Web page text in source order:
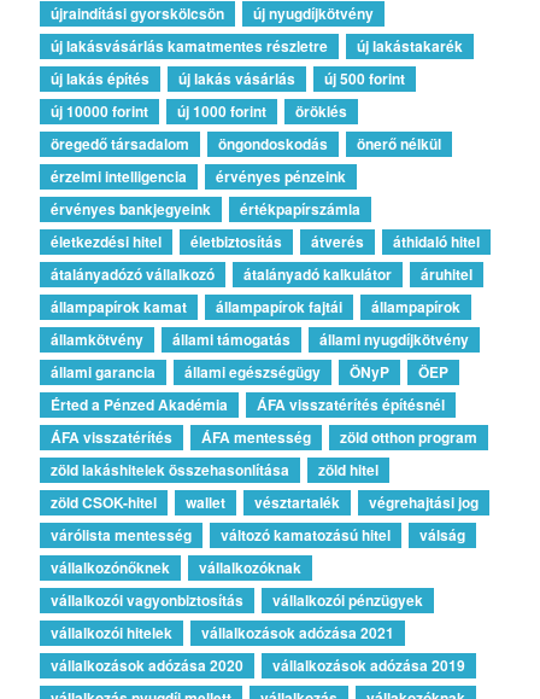
újraindítási gyorskölcsön
új nyugdíjkötvény
új lakásvásárlás kamatmentes részletre
új lakástakarék
új lakás építés
új lakás vásárlás
új 500 forint
új 10000 forint
új 1000 forint
öröklés
öregedő társadalom
öngondoskodás
önerő nélkül
érzelmi intelligencia
érvényes pénzeink
érvényes bankjegyeink
értékpapírszámla
életkezdési hitel
életbiztosítás átverés
áthidaló hitel
átalányadózó vállalkozó
átalányadó kalkulátor
áruhitel
állampapírok kamat
állampapírok fajtái
állampapírok
államkötvény
állami támogatás
állami nyugdíjkötvény
állami garancia
állami egészségügy ÖNyP
ÖEP
Érted a Pénzed Akadémia
ÁFA visszatérítés építésnél
ÁFA visszatérítés
ÁFA mentesség
zöld otthon program
zöld lakáshitelek összehasonlítása
zöld hitel
zöld CSOK-hitel
wallet vésztartalék
végrehajtási jog
várólista mentesség
változó kamatozású hitel
válság
vállalkozónőknek
vállalkozóknak
vállalkozói vagyonbiztosítás
vállalkozói pénzügyek
vállalkozói hitelek
vállalkozások adózása 2021
vállalkozások adózása 2020
vállalkozások adózása 2019